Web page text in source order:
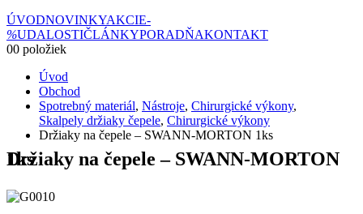
ÚVODNOVINKYAKCIE-
%UDALOSTIČLÁNKYPORADŇAKONTAKT
00 položiek
Úvod
Obchod
Spotrebný materiál, Nástroje, Chirurgické výkony,
Skalpely držiaky čepele, Chirurgické výkony
Držiaky na čepele – SWANN-MORTON 1ks
Držiaky na čepele – SWANN-MORTON 1ks